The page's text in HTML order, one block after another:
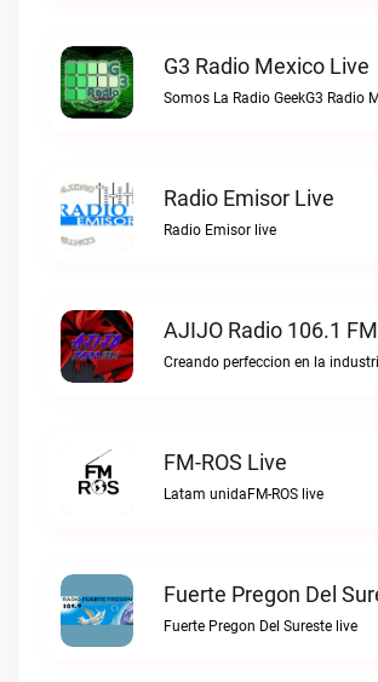
G3 Radio Mexico Live
Somos La Radio GeekG3 Radio
Radio Emisor Live
Radio Emisor live
AJIJO Radio 106.1
FM-ROS Live
Latam unidaFM-ROS live
Fuerte Pregon Del
Fuerte Pregon Del Sureste live